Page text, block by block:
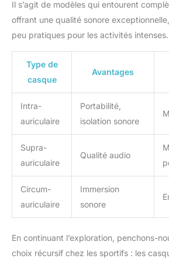
Il s’agit de modèles qui entourent
offrant une qualité sonore
peu pratiques pour les activités intenses.
Type de
casque
Avantages
Intra-
auriculaire
Portabilité,
isolation sonore
Supra-
auriculaire
Qualité audio
Circum-
auriculaire
Immersion
sonore
En continuant l’exploration, penchons-
choix récursif chez les sportifs : les